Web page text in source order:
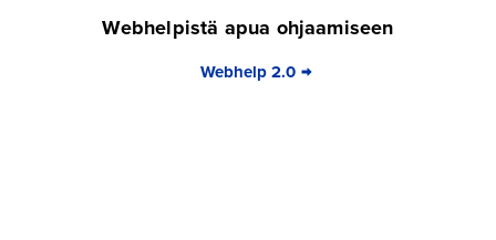
Webhelpistä apua ohjaamiseen
Webhelp 2.0